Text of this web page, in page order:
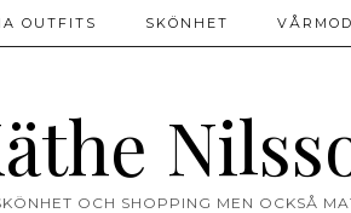
OCH SHOPPING MEN OCKSÅ
OUTFITS SKÖNHET